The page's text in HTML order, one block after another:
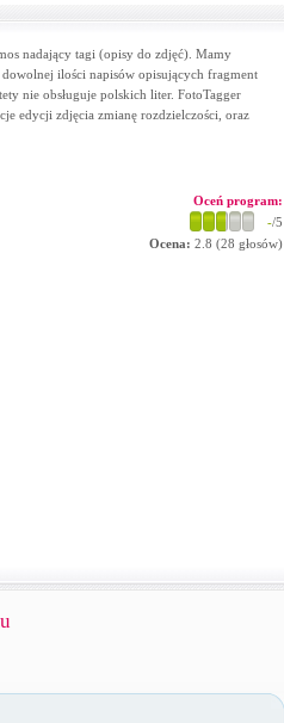
nadający tagi (opisy do zdjęć). Mamy
ilości napisów opisujących fragment
nie obsługuje polskich liter. FotoTagger
edycji zdjęcia zmianę rozdzielczości, oraz
Oceń program:
-/5
Ocena: 2.8 (28 głosów)